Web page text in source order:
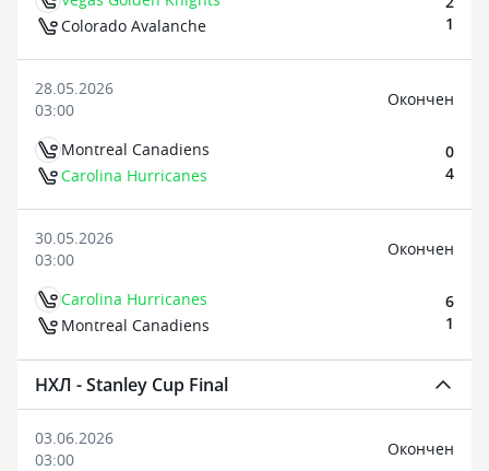
Colorado Avalanche
1
28.05.2026
03:00
Montreal Canadiens
Carolina Hurricanes
Oкончен
0
4
30.05.2026
03:00
Carolina Hurricanes
Montreal Canadiens
Oкончен
6
1
НХЛ - Stanley Cup Final
03.06.2026
03:00
Oкончен